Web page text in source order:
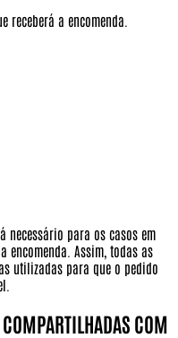
receberá a encomenda.
necessário para os casos em
encomenda. Assim, todas as
utilizadas para que o pedido
COM